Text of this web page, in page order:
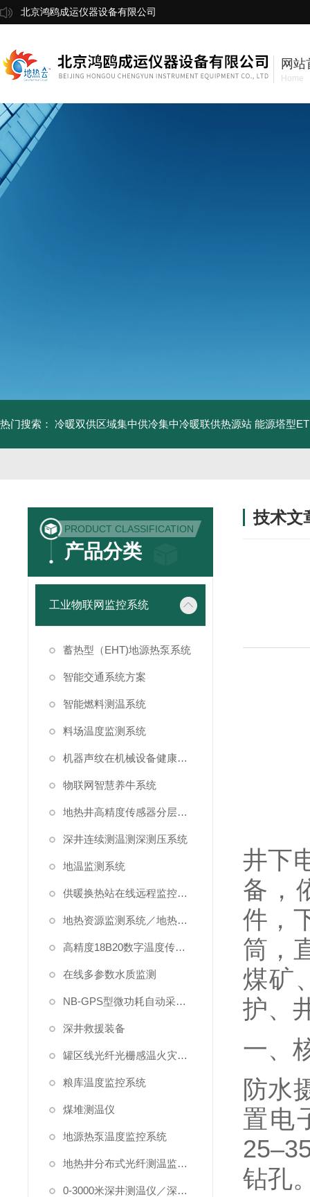
北京鸿鸥成运仪器设备有限公司
网站
Home
热门搜索： 冷暖双供区域集中供冷集中冷暖联供热源站 能源塔型
PRODUCT CLASSIFICATION
产品分类
工业物联网监控系统
蓄热型（EHT)地源热泵系统
智能交通系统方案
智能燃料测温系统
料场温度监测系统
机器声纹在机械设备健康状态监测中的应用
物联网智慧养牛系统
地热井高精度传感器分层测温方案
深井连续测温测深测压系统
地温监测系统
供暖换热站在线远程监控系统方案
地热资源监测系统／地热管理系统
高精度18B20数字温度传感器
在线多参数水质监测
NB-GPS型微功耗自动采集系统
深井救援装备
罐区线光纤光栅感温火灾探测系统
粮库温度监控系统
煤堆测温仪
地源热泵温度监控系统
地热井分布式光纤测温监测系统
0-3000米深井测温仪／深水测温仪
技术文
井下
备，
件，
筒，
煤矿
护、
一、
防水
置电
钻孔